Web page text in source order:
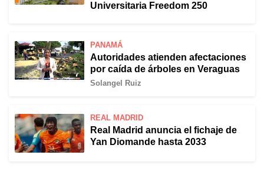
Universitaria Freedom 250
PANAMÁ
Autoridades atienden afectaciones
por caída de árboles en Veraguas
Solangel Ruiz
REAL MADRID
Real Madrid anuncia el fichaje de
Yan Diomande hasta 2033